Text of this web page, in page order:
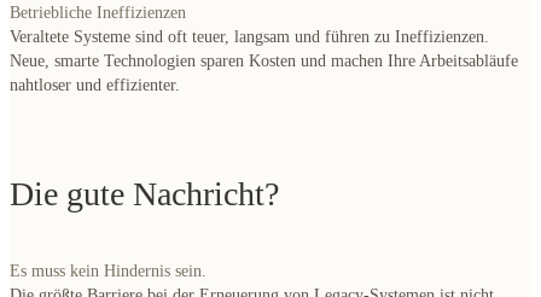
Betriebliche Ineffizienzen
Veraltete Systeme sind oft teuer, langsam und führen zu Ineffizienzen.
Neue, smarte Technologien sparen Kosten und machen Ihre Arbeitsabläufe
nahtloser und effizienter.
Die gute Nachricht?
Es muss kein Hindernis sein.